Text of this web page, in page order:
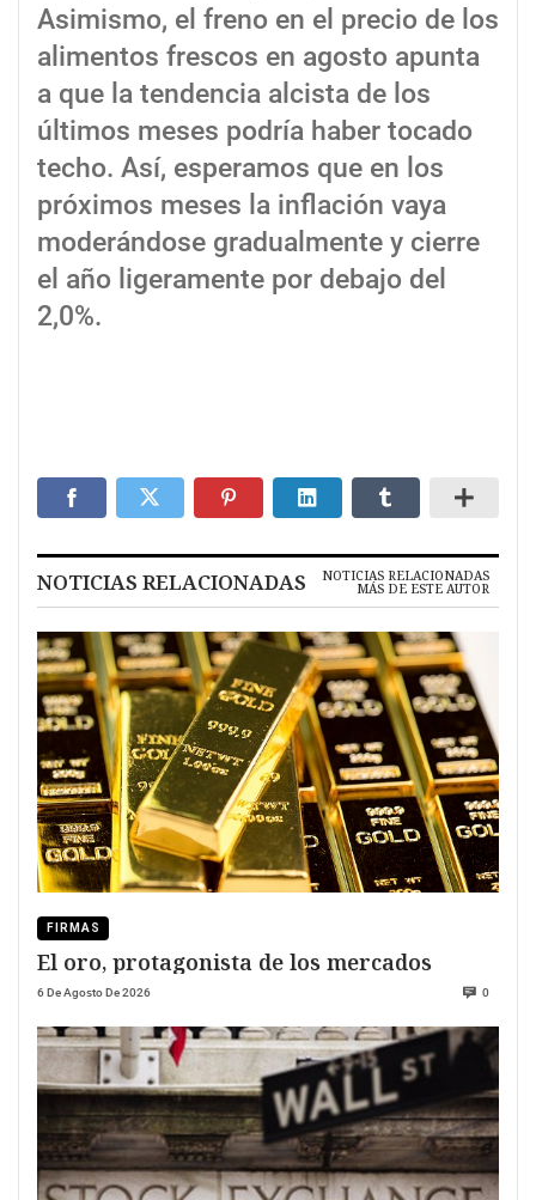
Asimismo, el freno en el precio de los
alimentos frescos en agosto apunta
a que la tendencia alcista de los
últimos meses podría haber tocado
techo. Así, esperamos que en los
próximos meses la inflación vaya
moderándose gradualmente y cierre
el año ligeramente por debajo del
2,0%.
NOTICIAS RELACIONADAS NOTICIAS RELACIONADAS
MÁS DE ESTE AUTOR
FIRMAS
El oro, protagonista de los mercados
6 De Agosto De 2026 0